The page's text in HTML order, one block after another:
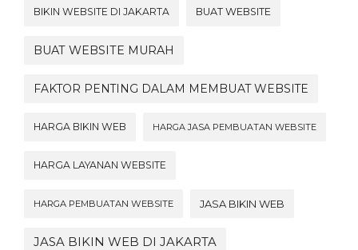
BIKIN WEBSITE DI JAKARTA BUAT WEBSITE
BUAT WEBSITE MURAH
FAKTOR PENTING DALAM MEMBUAT WEBSITE
HARGA BIKIN WEB HARGA JASA PEMBUATAN WEBSITE
HARGA LAYANAN WEBSITE
HARGA PEMBUATAN WEBSITE JASA BIKIN WEB
JASA BIKIN WEB DI JAKARTA